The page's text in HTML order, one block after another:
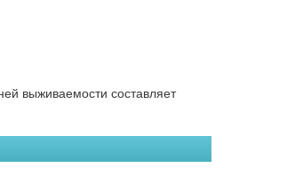
выживаемости составляет